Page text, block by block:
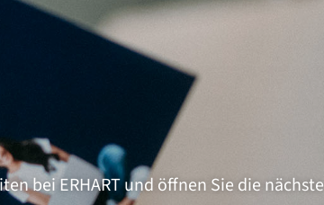
bei ERHART und öffnen Sie die nächste